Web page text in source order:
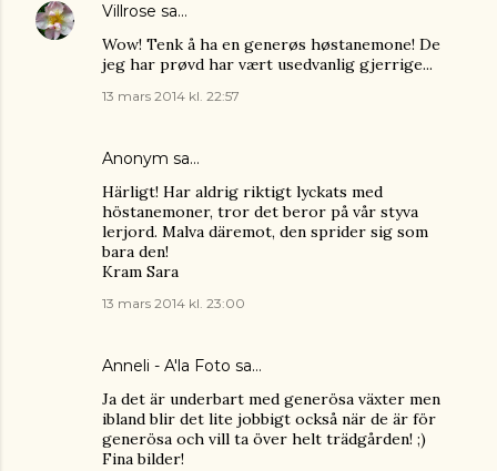
Villrose sa…
Wow! Tenk å ha en generøs høstanemone! De
jeg har prøvd har vært usedvanlig gjerrige...
13 mars 2014 kl. 22:57
Anonym sa…
Härligt! Har aldrig riktigt lyckats med
höstanemoner, tror det beror på vår styva
lerjord. Malva däremot, den sprider sig som
bara den!
Kram Sara
13 mars 2014 kl. 23:00
Anneli - A'la Foto sa…
Ja det är underbart med generösa växter men
ibland blir det lite jobbigt också när de är för
generösa och vill ta över helt trädgården! ;)
Fina bilder!